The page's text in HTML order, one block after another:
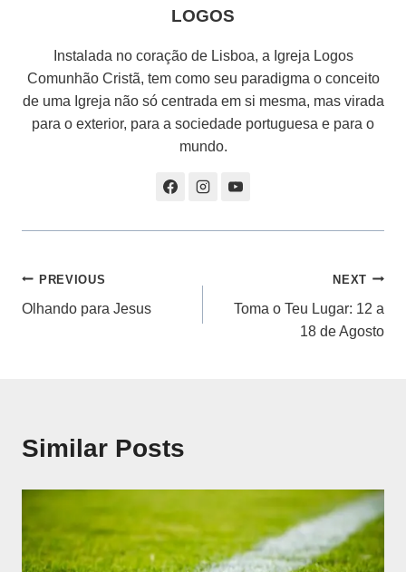
LOGOS
Instalada no coração de Lisboa, a Igreja Logos
Comunhão Cristã, tem como seu paradigma o conceito
de uma Igreja não só centrada em si mesma, mas virada
para o exterior, para a sociedade portuguesa e para o
mundo.
Navegação
de
PREVIOUS
Olhando para Jesus
NEXT
Toma o Teu Lugar: 12 a
18 de Agosto
Similar Posts